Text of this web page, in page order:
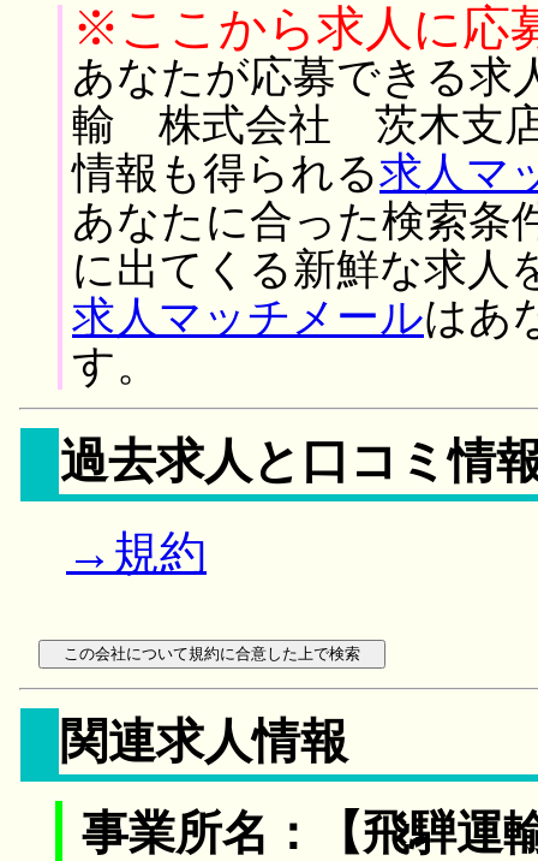
※ここから求人に応
あなたが応募できる求
輸 株式会社 茨木支店
情報も得られる求人マ
あなたに合った検索条
に出てくる新鮮な求人
求人マッチメールはあ
す。
過去求人と口コミ情
→規約
関連求人情報
事業所名：【飛騨